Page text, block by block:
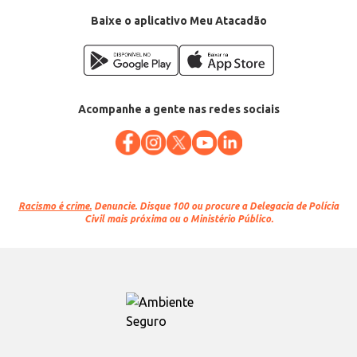
Baixe o aplicativo Meu Atacadão
Acompanhe a gente nas redes sociais
Racismo é crime. Denuncie. Disque 100 ou procure a Delegacia de Polícia
Civil mais próxima ou o Ministério Público.